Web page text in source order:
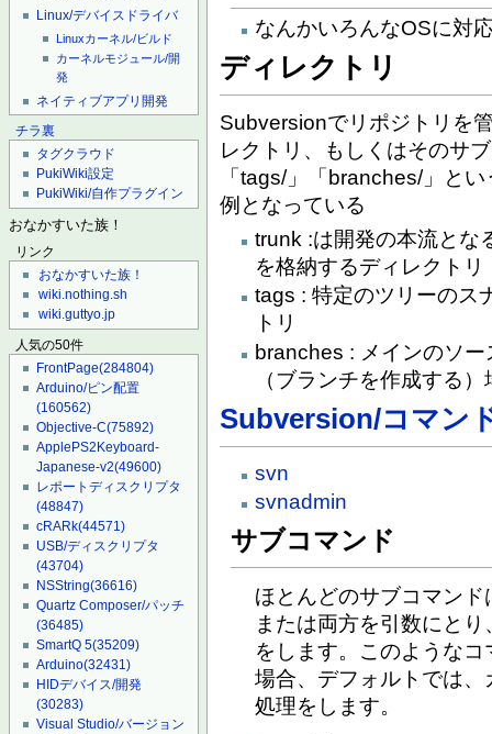
Linux/デバイスドライバ
Linuxカーネル/ビルド
カーネルモジュール/開
発
ネイティブアプリ開発
チラ裏
タグクラウド
PukiWiki設定
PukiWiki/自作プラグイン
おなかすいた族！
リンク
おなかすいた族！
wiki.nothing.sh
wiki.guttyo.jp
人気の50件
FrontPage(284804)
Arduino/ピン配置
(160562)
Objective-C(75892)
ApplePS2Keyboard-
Japanese-v2(49600)
レポートディスクリプタ
(48847)
cRARk(44571)
USB/ディスクリプタ
(43704)
NSString(36616)
Quartz Composer/パッチ
(36485)
SmartQ 5(35209)
Arduino(32431)
HIDデバイス/開発
(30283)
Visual Studio/バージョン
なんかいろんなOSに対
ディレクトリ
Subversionでリポジトリを
レクトリ、もしくはそのサ
「tags/」「branches/」と
例となっている
trunk :は開発の本流とな
を格納するディレクトリ
tags : 特定のツリーのス
トリ
branches : メインのソ
（ブランチを作成する
Subversion/コマン
svn
svnadmin
サブコマンド
ほとんどのサブコマン
または両方を引数にと
をします。このような
場合、デフォルトでは
処理をします。